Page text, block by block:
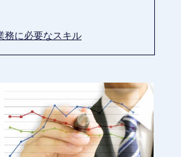
務に必要なスキル